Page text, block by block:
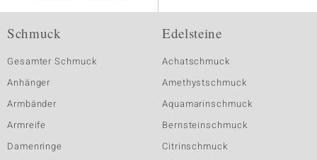
Schmuck
Gesamter Schmuck
Anhänger
Armbänder
Armreife
Damenringe
Edelsteine
Achatschmuck
Amethystschmuck
Aquamarinschmuck
Bernsteinschmuck
Citrinschmuck